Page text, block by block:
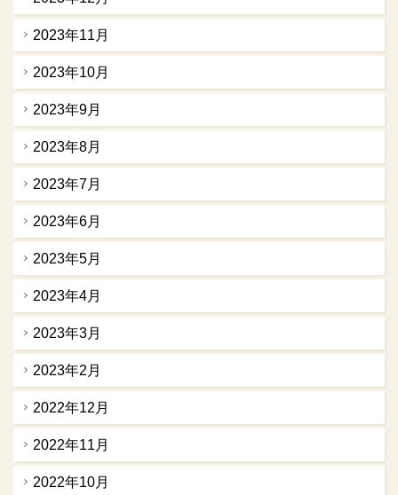
2023年11月
2023年10月
2023年9月
2023年8月
2023年7月
2023年6月
2023年5月
2023年4月
2023年3月
2023年2月
2022年12月
2022年11月
2022年10月